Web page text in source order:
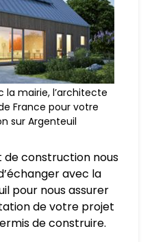
la mairie, l’architecte
France pour votre
sur Argenteuil
de construction nous
avec la
pour nous assurer
de votre projet
de construire.